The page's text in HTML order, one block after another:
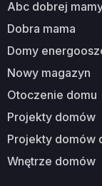
abc dobrej
dobra mama
domy
nowy magazyn
otoczenie domu
projekty domów
projekty domów
wnętrze domów